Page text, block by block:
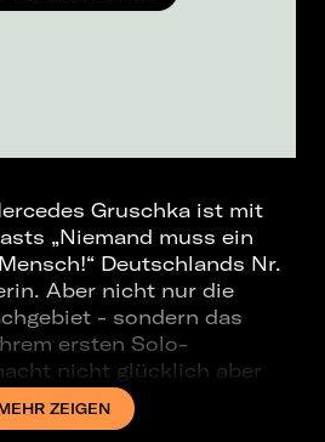
Gruschka ist mit
„Niemand muss ein
Deutschlands Nr.
Aber nicht nur die
- sondern das
ersten Solo-
nicht glücklich aber
ihre Erkenntnisse
als erwachsene Frau
ZEIGEN